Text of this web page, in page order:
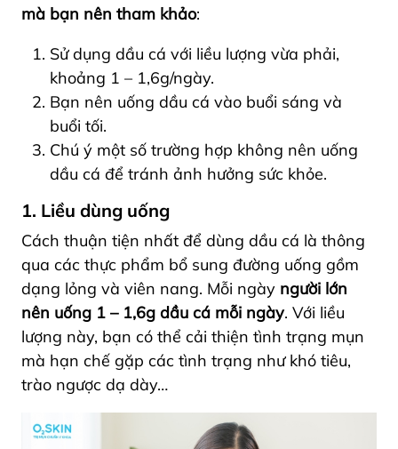
mà bạn nên tham khảo:
Sử dụng dầu cá với liều lượng vừa phải,
khoảng 1 – 1,6g/ngày.
Bạn nên uống dầu cá vào buổi sáng và
buổi tối.
Chú ý một số trường hợp không nên uống
dầu cá để tránh ảnh hưởng sức khỏe.
1. Liều dùng uống
Cách thuận tiện nhất để dùng dầu cá là thông
qua các thực phẩm bổ sung đường uống gồm
dạng lỏng và viên nang. Mỗi ngày người lớn
nên uống 1 – 1,6g dầu cá mỗi ngày. Với liều
lượng này, bạn có thể cải thiện tình trạng mụn
mà hạn chế gặp các tình trạng như khó tiêu,
trào ngược dạ dày…